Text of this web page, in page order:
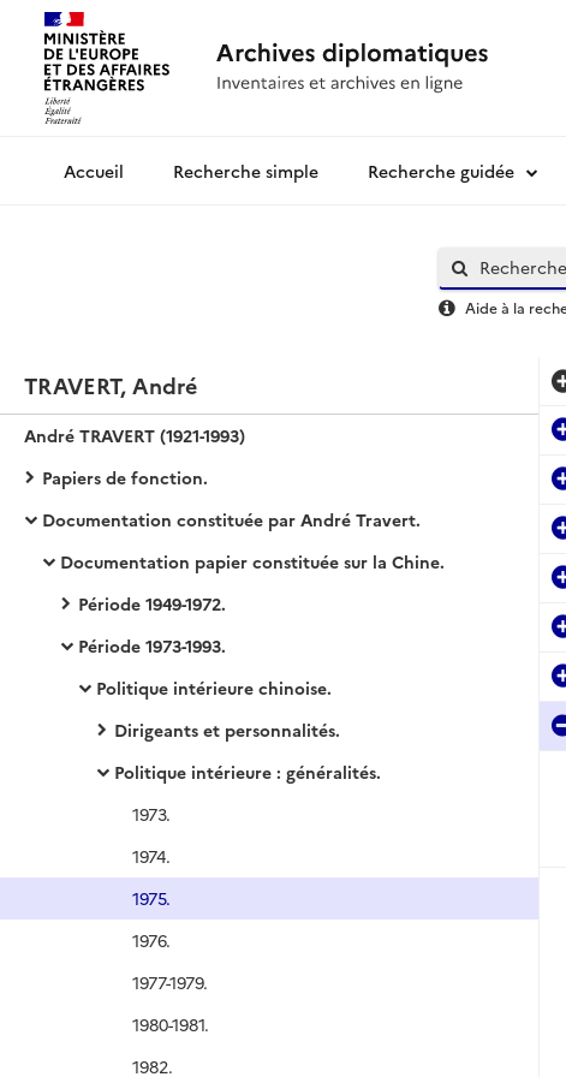
Archives diplomatiquesRecherche simple Recherche guidée
Aide à la
TRAVERT, André
André TRAVERT (1921-1993)
Papiers de fonction.
Documentation constituée par André Travert.
Documentation papier constituée sur la Chine.
Période 1949-1972.
Période 1973-1993.
Politique intérieure chinoise.
Dirigeants et personnalités.
Politique intérieure : généralités.
1973.
1974.
1975.
1976.
1977-1979.
1980-1981.
1982.